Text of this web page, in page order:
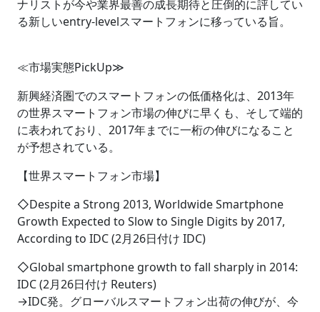
ナリストが今や業界最善の成長期待と圧倒的に評してい
る新しいentry-levelスマートフォンに移っている旨。
≪市場実態PickUp≫
新興経済圏でのスマートフォンの低価格化は、2013年
の世界スマートフォン市場の伸びに早くも、そして端的
に表われており、2017年までに一桁の伸びになること
が予想されている。
【世界スマートフォン市場】
◇Despite a Strong 2013, Worldwide Smartphone
Growth Expected to Slow to Single Digits by 2017,
According to IDC (2月26日付け IDC)
◇Global smartphone growth to fall sharply in 2014:
IDC (2月26日付け Reuters)
→IDC発。グローバルスマートフォン出荷の伸びが、今